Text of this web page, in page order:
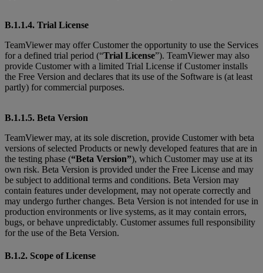
B.1.1.4. Trial License
TeamViewer may offer Customer the opportunity to use the Services
for a defined trial period (“Trial License”). TeamViewer may also
provide Customer with a limited Trial License if Customer installs
the Free Version and declares that its use of the Software is (at least
partly) for commercial purposes.
B.1.1.5. Beta Version
TeamViewer may, at its sole discretion, provide Customer with beta
versions of selected Products or newly developed features that are in
the testing phase (“Beta Version”), which Customer may use at its
own risk. Beta Version is provided under the Free License and may
be subject to additional terms and conditions. Beta Version may
contain features under development, may not operate correctly and
may undergo further changes. Beta Version is not intended for use in
production environments or live systems, as it may contain errors,
bugs, or behave unpredictably. Customer assumes full responsibility
for the use of the Beta Version.
B.1.2. Scope of License